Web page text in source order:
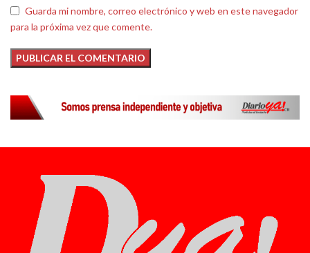
Guarda mi nombre, correo electrónico y web en este navegador
para la próxima vez que comente.